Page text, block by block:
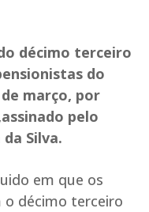
décimo terceiro
do
março, por
pelo
Silva.
em que os
o décimo terceiro